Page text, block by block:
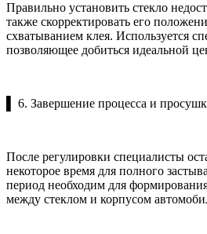
Правильно установить стекло
также скорректировать его
схватыванием клея. Используется
позволяющее добиться идеальной
▌ 6. Завершение процесса и
После регулировки специалисты
некоторое время для полного
период необходим для
между стеклом и корпусом